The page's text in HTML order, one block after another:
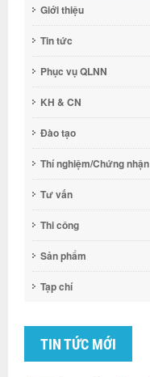
Giới thiệu
Tin tức
Phục vụ QLNN
KH & CN
Đào tạo
Thí nghiệm/Chứng nhận
Tư vấn
Thi công
Sản phẩm
Tạp chí
TIN TỨC MỚI